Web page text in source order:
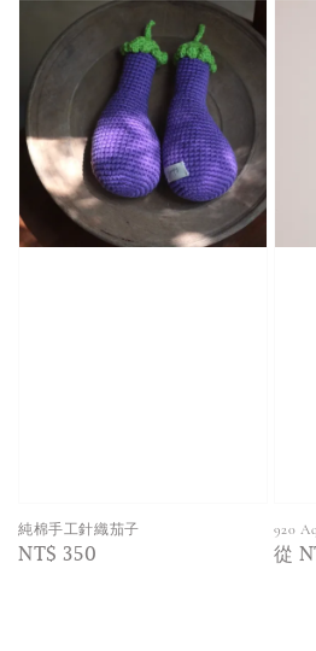
純棉手工針織茄子
Regular
NT$ 350
920
從